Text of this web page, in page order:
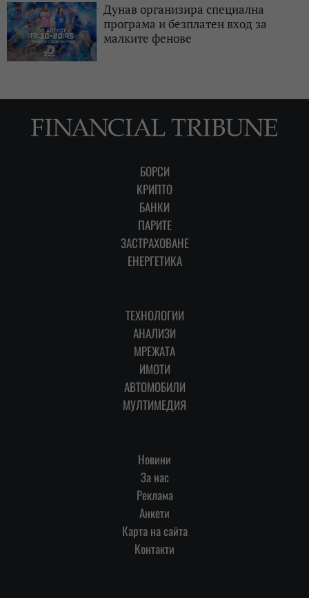
Дунав организира специална
програма и безплатен вход за
малките фенове
БОРСИ
КРИПТО
БАНКИ
ПАРИТЕ
ЗАСТРАХОВАНЕ
ЕНЕРГЕТИКА
ТЕХНОЛОГИИ
АНАЛИЗИ
МРЕЖАТА
ИМОТИ
АВТОМОБИЛИ
МУЛТИМЕДИЯ
Новини
За нас
Реклама
Анкети
Карта на сайта
Контакти